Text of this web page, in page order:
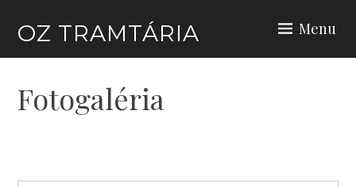
content
OZ TRAMTÁRIA Menu
Fotogaléria